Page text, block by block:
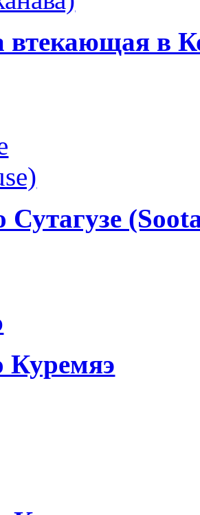
втекающая в
Сутагузе
Куремяэ